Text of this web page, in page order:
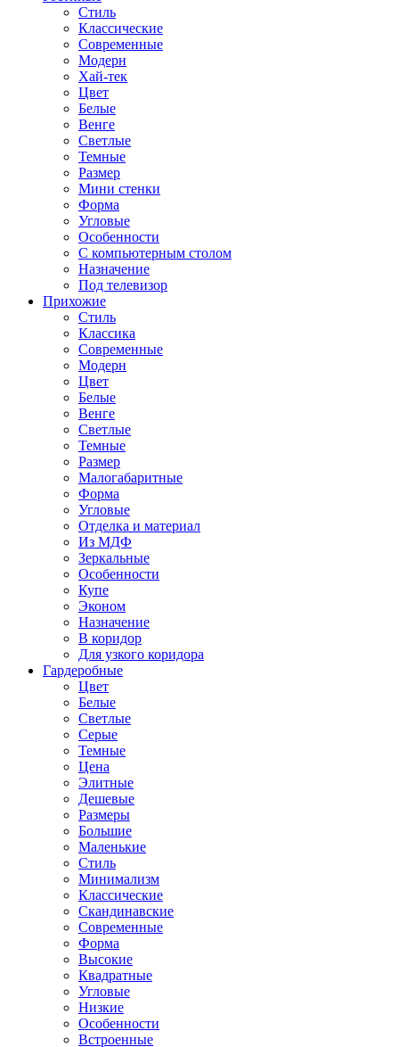
Стиль
Классические
Современные
Модерн
Хай-тек
Цвет
Белые
Венге
Светлые
Темные
Размер
Мини стенки
Форма
Угловые
Особенности
С компьютерным столом
Назначение
Под телевизор
Прихожие
Стиль
Классика
Современные
Модерн
Цвет
Белые
Венге
Светлые
Темные
Размер
Малогабаритные
Форма
Угловые
Отделка и материал
Из МДФ
Зеркальные
Особенности
Купе
Эконом
Назначение
В коридор
Для узкого коридора
Гардеробные
Цвет
Белые
Светлые
Серые
Темные
Цена
Элитные
Дешевые
Размеры
Большие
Маленькие
Стиль
Минимализм
Классические
Скандинавские
Современные
Форма
Высокие
Квадратные
Угловые
Низкие
Особенности
Встроенные